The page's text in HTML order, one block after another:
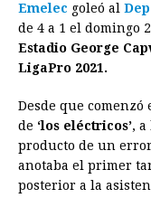
c
e
b
o
k
s
s
g
e
r
Emelec goleó al
de 4 a 1 el domingo
Estadio George
LigaPro 2021.
Desde que
de ‘los eléctricos’,
producto de un
anotaba el primer
posterior a la